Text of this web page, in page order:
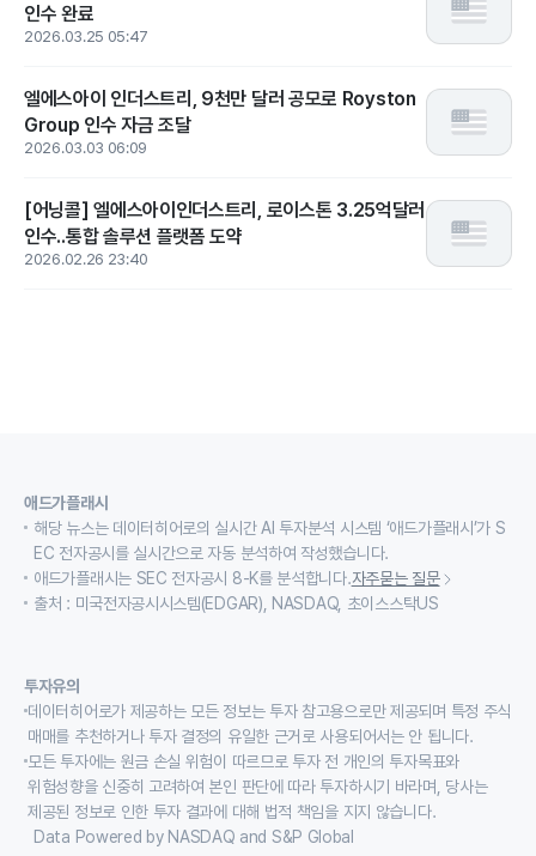
인수 완료
2026.03.25 05:47
엘에스아이 인더스트리, 9천만 달러 공모로 Royston
Group 인수 자금 조달
2026.03.03 06:09
[어닝콜] 엘에스아이인더스트리, 로이스톤 3.25억달러
인수..통합 솔루션 플랫폼 도약
2026.02.26 23:40
애드가플래시
해당 뉴스는 데이터히어로의 실시간 AI 투자분석 시스템 ‘애드가플래시’가 S
EC 전자공시를 실시간으로 자동 분석하여 작성했습니다.
애드가플래시는 SEC 전자공시 8-K를 분석합니다.자주묻는 질문
출처 : 미국전자공시시스템(EDGAR), NASDAQ, 초이스스탁US
투자유의
데이터히어로가 제공하는 모든 정보는 투자 참고용으로만 제공되며 특정 주식
매매를 추천하거나 투자 결정의 유일한 근거로 사용되어서는 안 됩니다.
모든 투자에는 원금 손실 위험이 따르므로 투자 전 개인의 투자목표와
위험성향을 신중히 고려하여 본인 판단에 따라 투자하시기 바라며, 당사는
제공된 정보로 인한 투자 결과에 대해 법적 책임을 지지 않습니다.
Data Powered by NASDAQ and S&P Global